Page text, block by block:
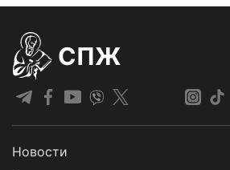
СПЖ
Новости